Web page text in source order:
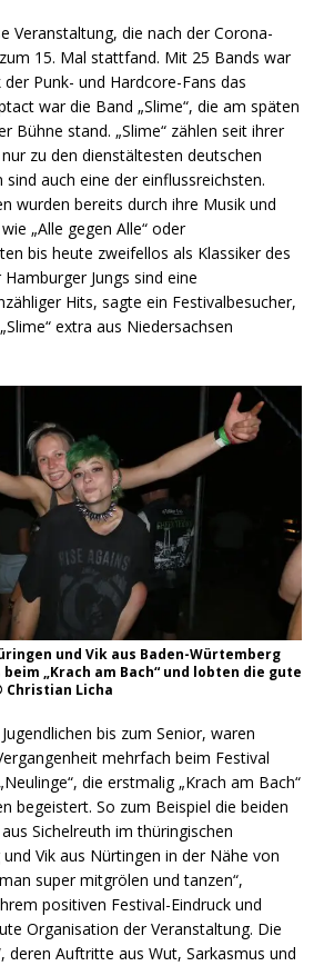
Veranstaltung, die nach der Corona-
15. Mal stattfand. Mit 25 Bands war
Punk- und Hardcore-Fans das
war die Band „Slime“, die am späten
Bühne stand. „Slime“ zählen seit ihrer
zu den dienstältesten deutschen
sind auch eine der einflussreichsten.
wurden bereits durch ihre Musik und
„Alle gegen Alle“ oder
bis heute zweifellos als Klassiker des
Jungs sind eine
Hits, sagte ein Festivalbesucher,
extra aus Niedersachsen
und Vik aus Baden-Würtemberg
„Krach am Bach“ und lobten die gute
Christian Licha
bis zum Senior, waren
mehrfach beim Festival
die erstmalig „Krach am Bach“
begeistert. So zum Beispiel die beiden
Sichelreuth im thüringischen
Vik aus Nürtingen in der Nähe von
super mitgrölen und tanzen“,
positiven Festival-Eindruck und
Organisation der Veranstaltung. Die
deren Auftritte aus Wut, Sarkasmus und